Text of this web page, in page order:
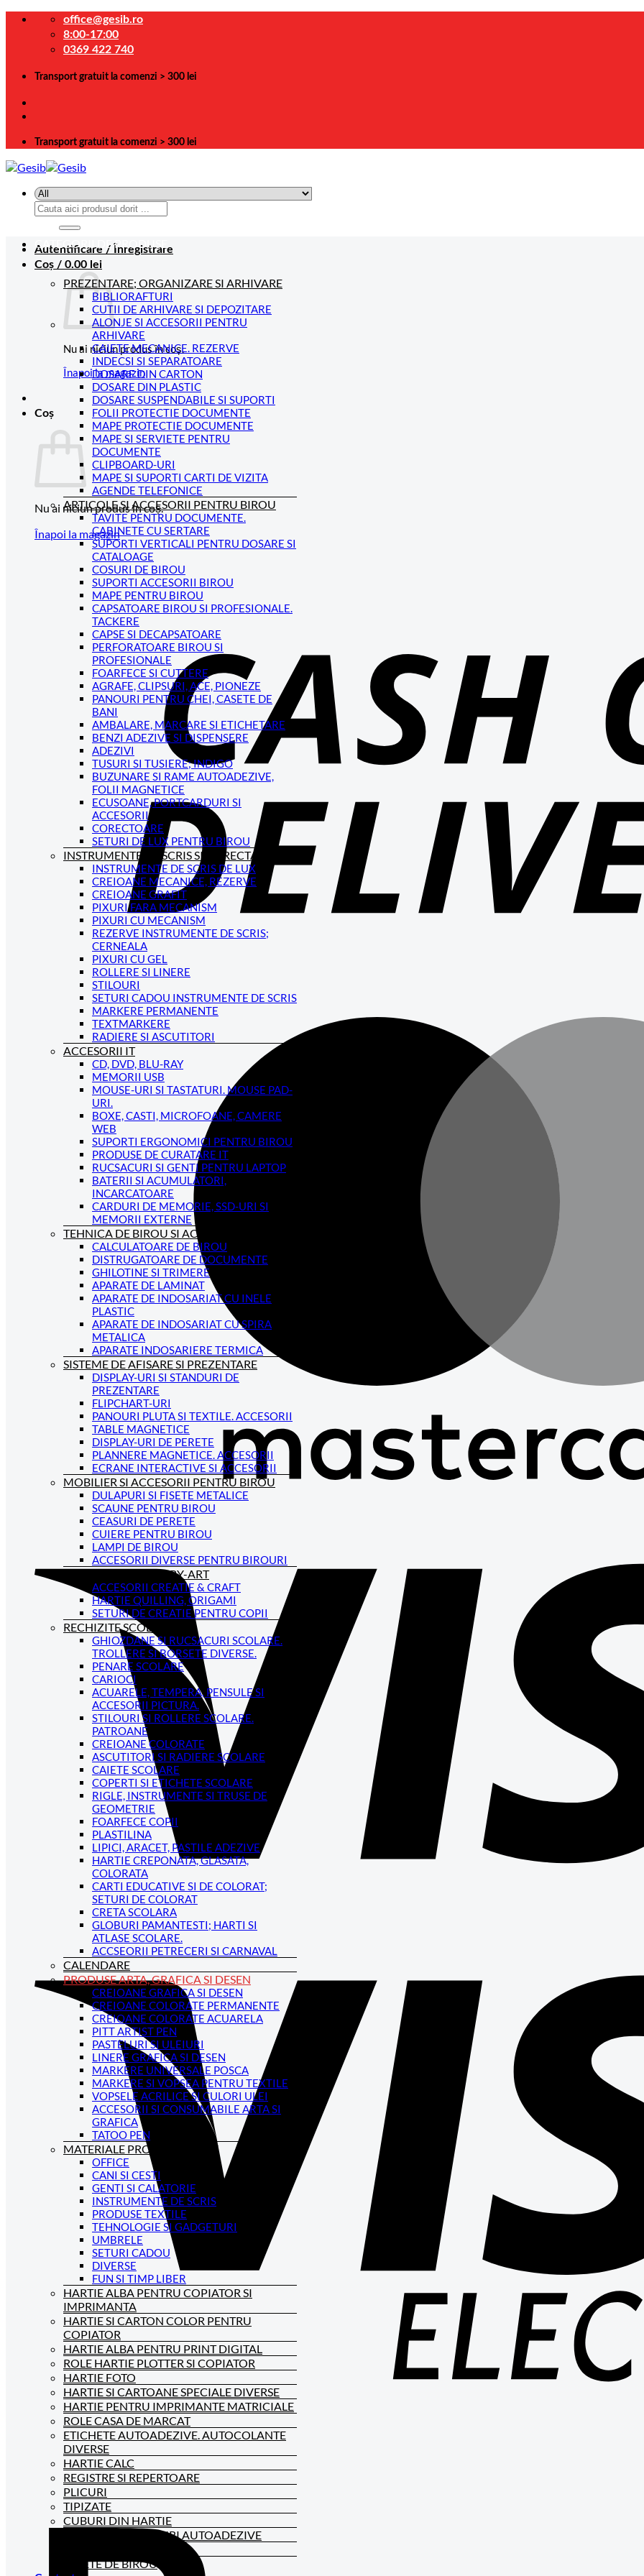
Skip
office@gesib.ro
8:00-17:00
0369 422 740
Transport gratuit la comenzi > 300 lei
Transport gratuit la comenzi > 300 lei
Caută
după:
Autentificare / Înregistrare
Coș / 0.00 lei
Nu ai niciun produs în coș.
Înapoi la magazin
Coș
Nu ai niciun produs în coș.
Înapoi la magazin
CATEGORII DE PRODUSE
PREZENTARE; ORGANIZARE SI ARHIVARE
BIBLIORAFTURI
CUTII DE ARHIVARE SI DEPOZITARE
ALONJE SI ACCESORII PENTRU
ARHIVARE
CAIETE MECANICE. REZERVE
INDECSI SI SEPARATOARE
DOSARE DIN CARTON
DOSARE DIN PLASTIC
DOSARE SUSPENDABILE SI SUPORTI
FOLII PROTECTIE DOCUMENTE
MAPE PROTECTIE DOCUMENTE
MAPE SI SERVIETE PENTRU
DOCUMENTE
CLIPBOARD-URI
MAPE SI SUPORTI CARTI DE VIZITA
AGENDE TELEFONICE
ARTICOLE SI ACCESORII PENTRU BIROU
TAVITE PENTRU DOCUMENTE.
CABINETE CU SERTARE
SUPORTI VERTICALI PENTRU DOSARE SI
CATALOAGE
COSURI DE BIROU
SUPORTI ACCESORII BIROU
MAPE PENTRU BIROU
CAPSATOARE BIROU SI PROFESIONALE.
TACKERE
CAPSE SI DECAPSATOARE
PERFORATOARE BIROU SI
PROFESIONALE
FOARFECE SI CUTTERE
AGRAFE, CLIPSURI, ACE, PIONEZE
PANOURI PENTRU CHEI, CASETE DE
BANI
AMBALARE, MARCARE SI ETICHETARE
BENZI ADEZIVE SI DISPENSERE
ADEZIVI
TUSURI SI TUSIERE; INDIGO
BUZUNARE SI RAME AUTOADEZIVE,
FOLII MAGNETICE
ECUSOANE, PORTCARDURI SI
ACCESORII
CORECTOARE
SETURI DE LUX PENTRU BIROU
INSTRUMENTE DE SCRIS SI CORECTAT
INSTRUMENTE DE SCRIS DE LUX
CREIOANE MECANICE, REZERVE
CREIOANE GRAFIT
PIXURI FARA MECANISM
PIXURI CU MECANISM
REZERVE INSTRUMENTE DE SCRIS;
CERNEALA
PIXURI CU GEL
ROLLERE SI LINERE
STILOURI
SETURI CADOU INSTRUMENTE DE SCRIS
MARKERE PERMANENTE
TEXTMARKERE
RADIERE SI ASCUTITORI
ACCESORII IT
CD, DVD, BLU-RAY
MEMORII USB
MOUSE-URI SI TASTATURI. MOUSE PAD-
URI.
BOXE, CASTI, MICROFOANE, CAMERE
WEB
SUPORTI ERGONOMICI PENTRU BIROU
PRODUSE DE CURATARE IT
RUCSACURI SI GENTI PENTRU LAPTOP
BATERII SI ACUMULATORI,
INCARCATOARE
CARDURI DE MEMORIE, SSD-URI SI
MEMORII EXTERNE
TEHNICA DE BIROU SI ACCESORII
CALCULATOARE DE BIROU
DISTRUGATOARE DE DOCUMENTE
GHILOTINE SI TRIMERE
APARATE DE LAMINAT
APARATE DE INDOSARIAT CU INELE
PLASTIC
APARATE DE INDOSARIAT CU SPIRA
METALICA
APARATE INDOSARIERE TERMICA
SISTEME DE AFISARE SI PREZENTARE
DISPLAY-URI SI STANDURI DE
PREZENTARE
FLIPCHART-URI
PANOURI PLUTA SI TEXTILE. ACCESORII
TABLE MAGNETICE
DISPLAY-URI DE PERETE
PLANNERE MAGNETICE. ACCESORII
ECRANE INTERACTIVE SI ACCESORII
MOBILIER SI ACCESORII PENTRU BIROU
DULAPURI SI FISETE METALICE
SCAUNE PENTRU BIROU
CEASURI DE PERETE
CUIERE PENTRU BIROU
LAMPI DE BIROU
ACCESORII DIVERSE PENTRU BIROURI
CREATIVITATE; HOBBY-ART
ACCESORII CREATIE & CRAFT
HARTIE QUILLING, ORIGAMI
SETURI DE CREATIE PENTRU COPII
RECHIZITE SCOLARE
GHIOZDANE SI RUCSACURI SCOLARE.
TROLLERE SI BORSETE DIVERSE.
PENARE SCOLARE
CARIOCI
ACUARELE, TEMPERA, PENSULE SI
ACCESORII PICTURA.
STILOURI SI ROLLERE SCOLARE.
PATROANE
CREIOANE COLORATE
ASCUTITORI SI RADIERE SCOLARE
CAIETE SCOLARE
COPERTI SI ETICHETE SCOLARE
RIGLE, INSTRUMENTE SI TRUSE DE
GEOMETRIE
FOARFECE COPII
PLASTILINA
LIPICI, ARACET, PASTILE ADEZIVE
HARTIE CREPONATA, GLASATA,
COLORATA
CARTI EDUCATIVE SI DE COLORAT;
SETURI DE COLORAT
CRETA SCOLARA
GLOBURI PAMANTESTI; HARTI SI
ATLASE SCOLARE.
ACCSEORII PETRECERI SI CARNAVAL
CALENDARE
PRODUSE ARTA, GRAFICA SI DESEN
CREIOANE GRAFICA SI DESEN
CREIOANE COLORATE PERMANENTE
CREIOANE COLORATE ACUARELA
PITT ARTIST PEN
PASTELURI SI ULEIURI
LINERE GRAFICA SI DESEN
MARKERE UNIVERSALE POSCA
MARKERE SI VOPSEA PENTRU TEXTILE
VOPSELE ACRILICE SI CULORI ULEI
ACCESORII SI CONSUMABILE ARTA SI
GRAFICA
TATOO PEN
MATERIALE PROMOTIONALE
OFFICE
CANI SI CESTI
GENTI SI CALATORIE
INSTRUMENTE DE SCRIS
PRODUSE TEXTILE
TEHNOLOGIE SI GADGETURI
UMBRELE
SETURI CADOU
DIVERSE
FUN SI TIMP LIBER
HARTIE ALBA PENTRU COPIATOR SI
IMPRIMANTA
HARTIE SI CARTON COLOR PENTRU
COPIATOR
HARTIE ALBA PENTRU PRINT DIGITAL
ROLE HARTIE PLOTTER SI COPIATOR
HARTIE FOTO
HARTIE SI CARTOANE SPECIALE DIVERSE
HARTIE PENTRU IMPRIMANTE MATRICIALE
ROLE CASA DE MARCAT
ETICHETE AUTOADEZIVE. AUTOCOLANTE
DIVERSE
HARTIE CALC
REGISTRE SI REPERTOARE
PLICURI
TIPIZATE
CUBURI DIN HARTIE
NOTES-URI SI CUBURI AUTOADEZIVE
CAIETE DE BIROU